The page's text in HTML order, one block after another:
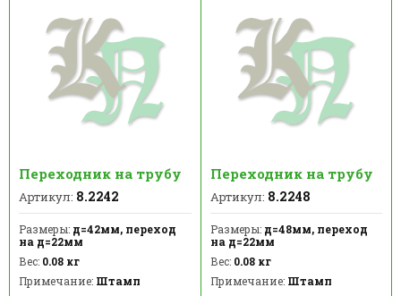
Переходник на трубу
Артикул: 8.2242
Размеры: д=42мм, переход
на д=22мм
Вес: 0.08 кг
Примечание: Штамп
Переходник на трубу
Артикул: 8.2248
Размеры:д=48мм, переход
на д=22мм
Вес:0.08 кг
Примечание:Штамп